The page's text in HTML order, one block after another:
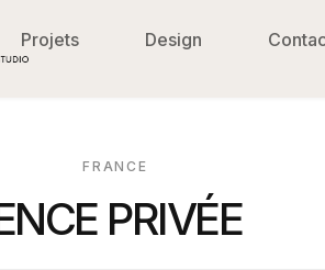
Projets Design
FRANCE
PRIVÉE